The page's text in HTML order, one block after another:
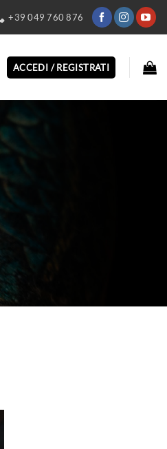
+39 049 760 876
ACCEDI / REGISTRATI